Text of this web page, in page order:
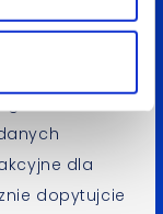
można
dla
dopytujcie